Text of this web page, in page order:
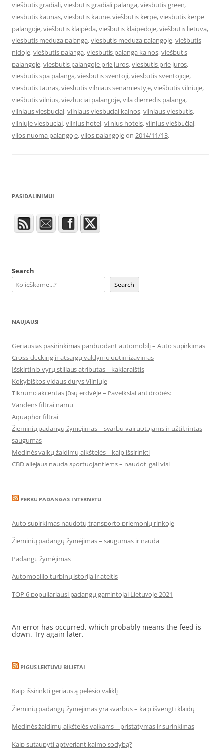
viešbutis gradiali,viesbutis gradiali palanga,viesbutis green,
viesbutis kaunas,viesbutis kaune,viešbutis kerpė,viesbutis kerpe
palangoje,viešbutis klaipėda,viešbutis klaipėdoje,viešbutis lietuva,
viesbutis meduza palanga,viesbutis meduza palangoje,viešbutis
nidoje,viešbutis palanga,viesbutis palanga kainos,viešbutis
palangoje,viesbutis palangoje prie juros,viesbutis prie juros,
viesbutis spa palanga,viesbutis sventoji,viesbutis sventojoje,
viesbutis tauras,viesbutis vilniaus senamiestyje,viešbutis vilniuje,
viešbutis vilnius,viezbuciai palangoje,vila diemedis palanga,
vilniaus viesbuciai,vilniaus viesbuciai kainos,vilniaus viesbutis,
vilniuje viesbuciai,vilnius hotel,vilnius hotels,vilnius viešbučiai,
vilos nuoma palangoje,vilos palangojeon 2014/11/13.
PASIDALINIMUI
Search
Search
NAUJAUSI
Geriausias pasirinkimas parduodant automobilį – Auto supirkimas
Cross-docking ir atsargų valdymo optimizavimas
Išskirtinio vyrų stiliaus atributas – kaklaraištis
Kokybiškos vidaus durys Vilniuje
Tikrumo akcentas Jūsų erdvėje – Paveikslai ant drobės:
Vandens filtrai namui
Aquaphor filtrai
Žieminių padangų žymėjimas – svarbu vairuotojams ir užtikrintas
saugumas
Medinės vaikų žaidimų aikštelės – kaip išsirinkti
CBD aliejaus nauda sportuojantiems – naudoti gali visi
PERKU PADANGAS INTERNETU
Auto supirkimas naudotų transporto priemonių rinkoje
Žieminių padangų žymėjimas – saugumas ir nauda
Padangų žymėjimas
Automobilio turbinų istorija ir ateitis
TOP 6 populiariausi padangų gamintojai Lietuvoje 2021
An error has occurred, which probably means the feed is
down. Try again later.
PIGUS LEKTUVU BILIETAI
Kaip išsirinkti geriausią pelėsio valiklį
Žieminių padangų žymėjimas yra svarbus – kaip išvengti klaidų
Medinės žaidimų aikštelės vaikams – pristatymas ir surinkimas
Kaip sutaupyti aptveriant kaimo sodybą?